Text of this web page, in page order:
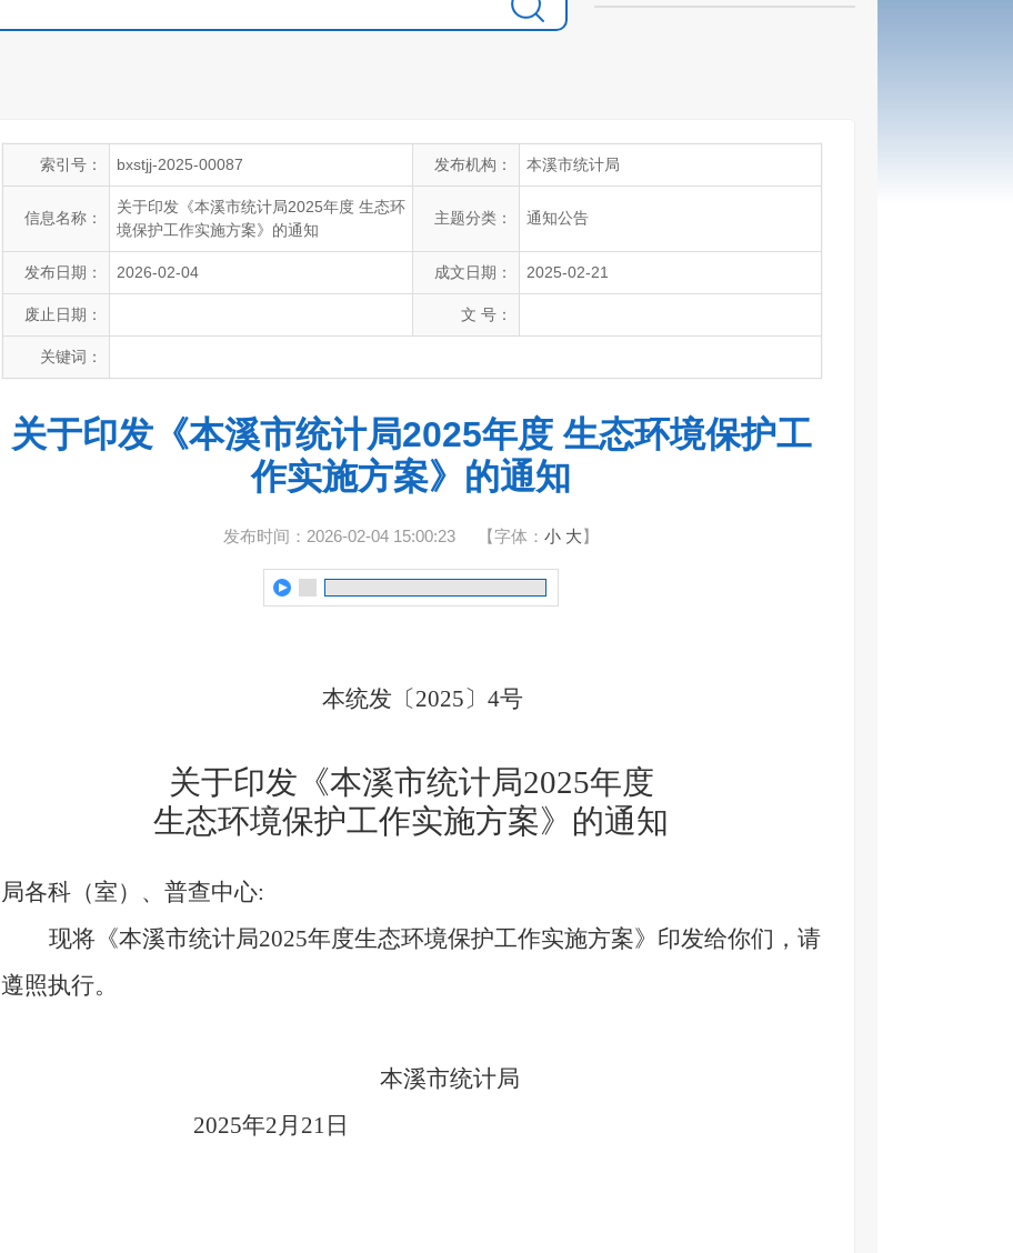
索引号： bxstjj-2025-00087 发布机构： 本溪市统计局
信息名称：
关于印发《本溪市统计局2025年度 生态环
境保护工作实施方案》的通知
主题分类： 通知公告
发布日期： 2026-02-04 成文日期： 2025-02-21
废止日期： 文 号：
关键词：
关于印发《本溪市统计局2025年度 生态环境保护工
作实施方案》的通知
发布时间：2026-02-04 15:00:23 【字体： 小 大】
本统发〔2025〕4号
关于印发《本溪市统计局2025年度
生态环境保护工作实施方案》的通知
局各科（室）、普查中心:
现将《本溪市统计局2025年度生态环境保护工作实施方案》印发给你们，请
遵照执行。
本溪市统计局
2025年2月21日